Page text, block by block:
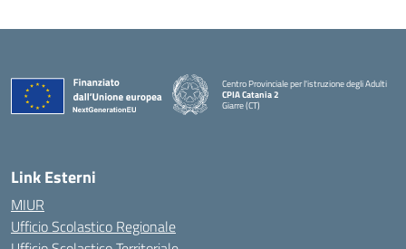
Centro Provinciale per l'istruzione degli Adulti
CPIA Catania 2
Giarre (CT)
Link Esterni
MIUR
Ufficio Scolastico Regionale